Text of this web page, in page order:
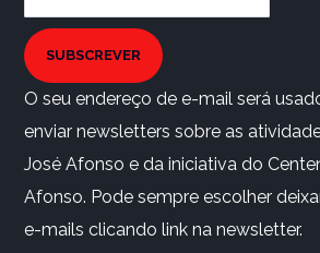
SUBSCREVER
O seu endereço de e-mail será
enviar newsletters sobre as
José Afonso e da iniciativa do
Afonso. Pode sempre escolher
e-mails clicando link na newsletter.